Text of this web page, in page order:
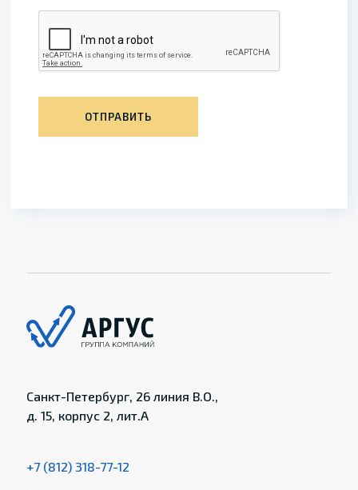
ОТПРАВИТЬ
Санкт-Петербург, 26 линия В.О.,
д. 15, корпус 2, лит.А
+7 (812) 318-77-12